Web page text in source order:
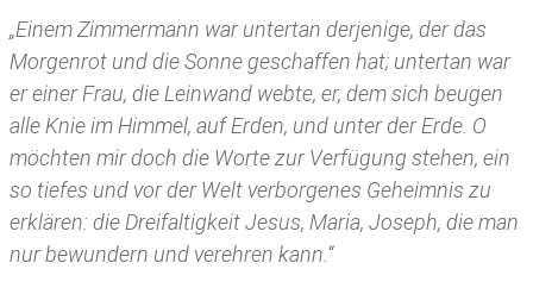
„Einem Zimmermann war untertan derjenige, der das
Morgenrot und die Sonne geschaffen hat; untertan war
er einer Frau, die Leinwand webte, er, dem sich beugen
alle Knie im Himmel, auf Erden, und unter der Erde. O
möchten mir doch die Worte zur Verfügung stehen, ein
so tiefes und vor der Welt verborgenes Geheimnis zu
erklären: die Dreifaltigkeit Jesus, Maria, Joseph, die man
nur bewundern und verehren kann.“